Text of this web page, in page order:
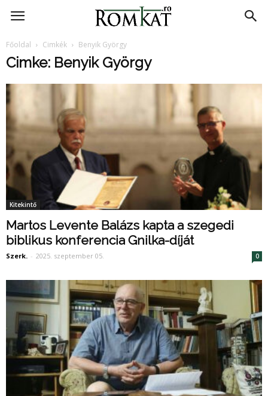
RomKat.ro
Főoldal Cimkék Benyik György
Cimke: Benyik György
Kitekintő
Martos Levente Balázs kapta a szegedi
biblikus konferencia Gnilka-díját
Szerk. - 2025. szeptember 05. 0